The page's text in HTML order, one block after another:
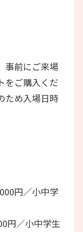
事前にご来場
をご購⼊くだ
ため⼊場⽇時
円／⼩中学
円／⼩中学⽣